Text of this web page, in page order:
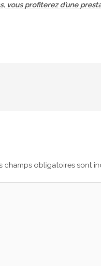
vous profiterez d’une
champs obligatoires sont